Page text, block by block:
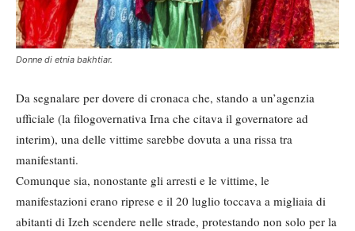
Donne di etnia bakhtiar.
Da segnalare per dovere di cronaca che, stando a un’agenzia
ufficiale (la filogovernativa Irna che citava il governatore ad
interim), una delle vittime sarebbe dovuta a una rissa tra
manifestanti.
Comunque sia, nonostante gli arresti e le vittime, le
manifestazioni erano riprese e il 20 luglio toccava a migliaia di
abitanti di Izeh scendere nelle strade, protestando non solo per la